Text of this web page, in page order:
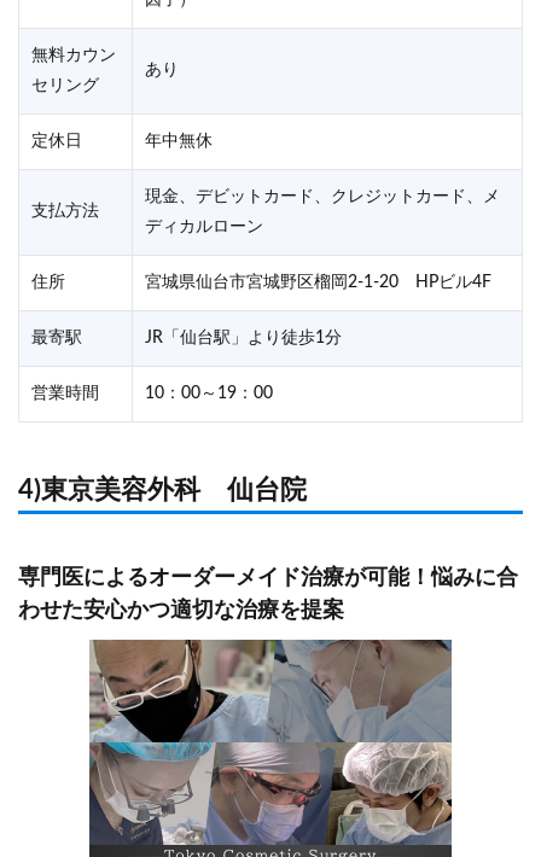
無料カウン
セリング
あり
定休日 年中無休
支払方法
現金、デビットカード、クレジットカード、メ
ディカルローン
住所 宮城県仙台市宮城野区榴岡2-1-20 HPビル4F
最寄駅 JR「仙台駅」より徒歩1分
営業時間 10：00～19：00
4)東京美容外科 仙台院
専門医によるオーダーメイド治療が可能！悩みに合
わせた安心かつ適切な治療を提案